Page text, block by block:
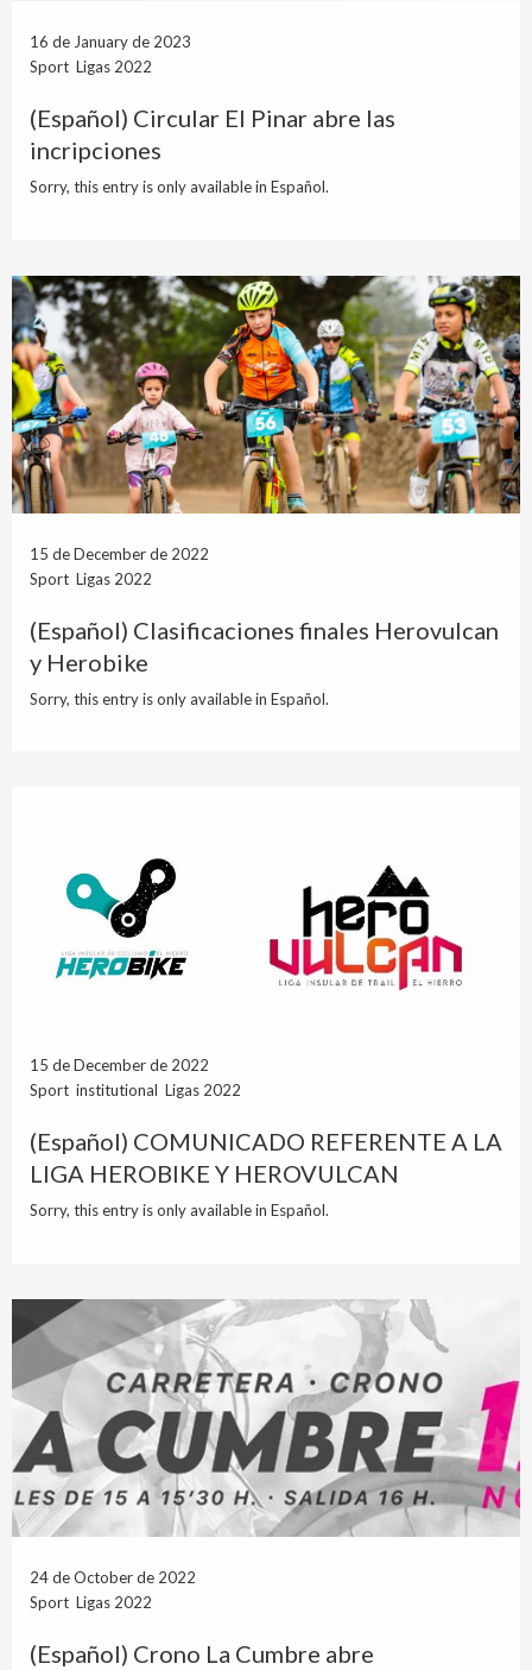
16 de January de 2023
Sport Ligas 2022
(Español) Circular El Pinar abre las
incripciones
Sorry, this entry is only available in Español.
15 de December de 2022
Sport Ligas 2022
(Español) Clasificaciones finales Herovulcan
y Herobike
Sorry, this entry is only available in Español.
15 de December de 2022
Sport institutional Ligas 2022
(Español) COMUNICADO REFERENTE A LA
LIGA HEROBIKE Y HEROVULCAN
Sorry, this entry is only available in Español.
24 de October de 2022
Sport Ligas 2022
(Español) Crono La Cumbre abre